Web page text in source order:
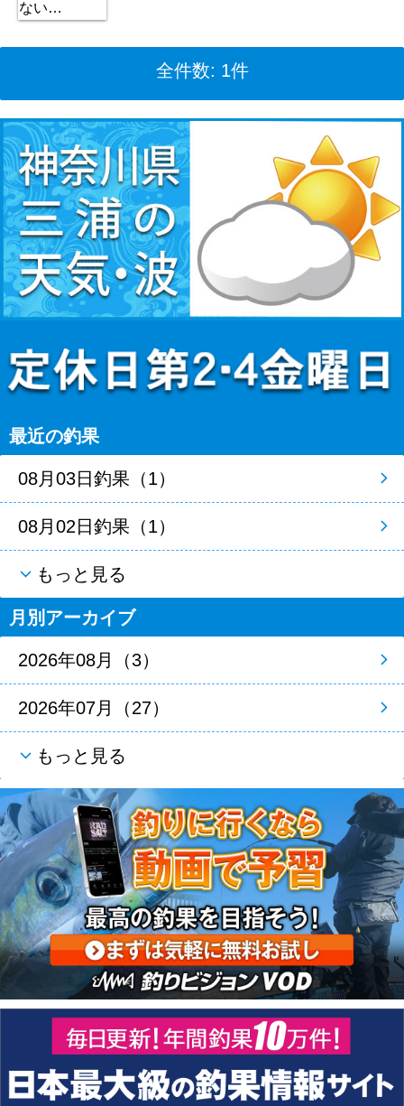
全件数: 1件
最近の釣果
08月03日釣果（1）
08月02日釣果（1）
もっと見る
月別アーカイブ
2026年08月（3）
2026年07月（27）
もっと見る